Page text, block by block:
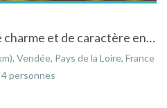
Gite de la Gravée, gite de charme et de caractère en Vendée entre Marais Poitevin et Puy du Fou
Vendée, Pays de la Loire, France
4 personnes